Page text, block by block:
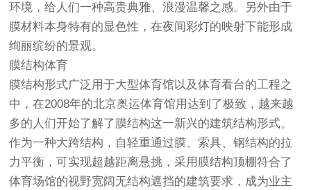
环境，给人们一种高贵典雅、浪漫温馨之感。另外由于
膜材料本身特有的显色性，在夜间彩灯的映射下能形成
绚丽缤纷的景观。
膜结构体育
膜结构形式广泛用于大型体育馆以及体育看台的工程之
中，在2008年的北京奥运体育馆用达到了极致，越来越
多的人们开始了解了膜结构这一新兴的建筑结构形式。
作为一种大跨结构，自轻重通过膜、索具、钢结构的拉
力平衡，可实现超越距离悬挑，采用膜结构顶棚符合了
体育场馆的视野宽阔无结构遮挡的建筑要求，成为业主